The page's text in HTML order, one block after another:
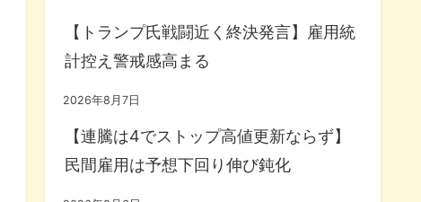
【トランプ氏戦闘近く終決発言】雇用統
計控え警戒感高まる
2026年8月7日
【連騰は4でストップ高値更新ならず】
民間雇用は予想下回り伸び鈍化